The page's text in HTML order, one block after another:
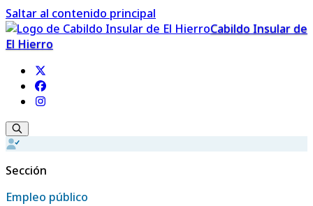
Saltar al contenido principal
Cabildo Insular de
El Hierro
Sección
Empleo público